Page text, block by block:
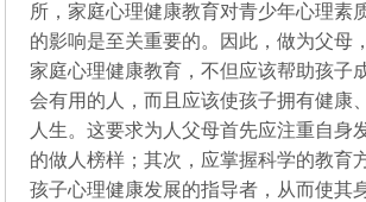
所，家庭心理健康教育对青少年心理素
的影响是至关重要的。因此，做为父母
家庭心理健康教育，不但应该帮助孩子
会有用的人，而且应该使孩子拥有健康
人生。这要求为人父母首先应注重自身
的做人榜样；其次，应掌握科学的教育
孩子心理健康发展的指导者，从而使其